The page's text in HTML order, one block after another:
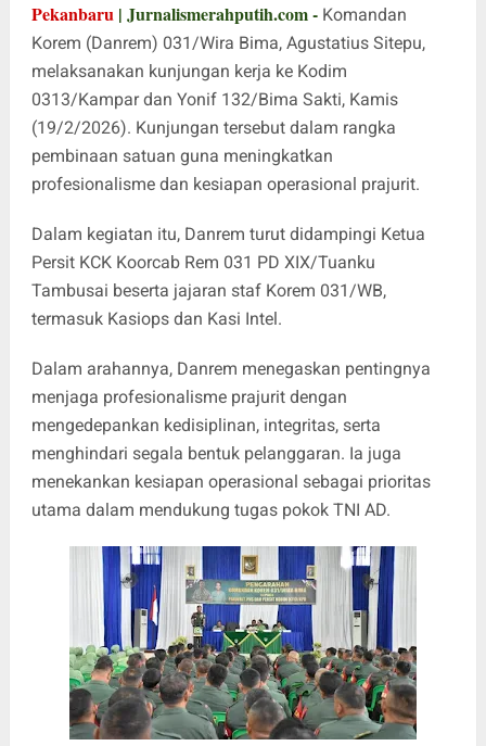
Pekanbaru| Jurnalismerahputih.com -Komandan
Korem (Danrem) 031/Wira Bima, Agustatius Sitepu,
melaksanakan kunjungan kerja ke Kodim
0313/Kampar dan Yonif 132/Bima Sakti, Kamis
(19/2/2026). Kunjungan tersebut dalam rangka
pembinaan satuan guna meningkatkan
profesionalisme dan kesiapan operasional prajurit.
Dalam kegiatan itu, Danrem turut didampingi Ketua
Persit KCK Koorcab Rem 031 PD XIX/Tuanku
Tambusai beserta jajaran staf Korem 031/WB,
termasuk Kasiops dan Kasi Intel.
Dalam arahannya, Danrem menegaskan pentingnya
menjaga profesionalisme prajurit dengan
mengedepankan kedisiplinan, integritas, serta
menghindari segala bentuk pelanggaran. Ia juga
menekankan kesiapan operasional sebagai prioritas
utama dalam mendukung tugas pokok TNI AD.